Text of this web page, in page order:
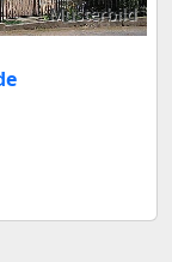
Musterbild